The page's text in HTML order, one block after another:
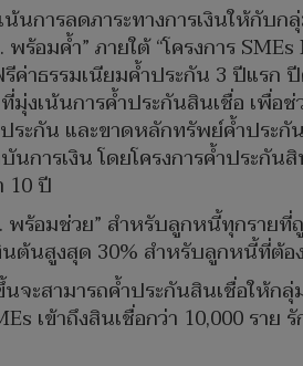
นการลดภาระทางการเงินให้กับ
ร้อมค้ำ” ภายใต้ “โครงการ
าธรรมเนียมค้ำประกัน 3 ปีแรก
มุ่งเน้นการค้ำประกันสินเชื่อ เพื่
ะกัน และขาดหลักทรัพย์ค้ำประ
การเงิน โดยโครงการค้ำประกั
10 ปี
ร้อมช่วย” สำหรับลูกหนี้ทุกราย
ต้นสูงสุด 30% สำหรับลูกหนี้ที่ต้อ
จะสามารถค้ำประกันสินเชื่อให้
เข้าถึงสินเชื่อกว่า 10,000 รา